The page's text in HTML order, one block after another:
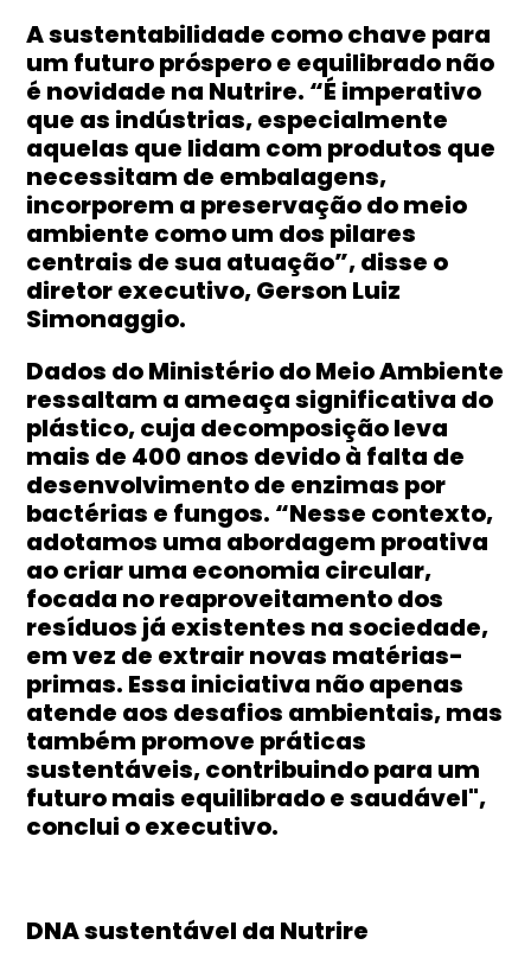
A sustentabilidade como chave para
um futuro próspero e equilibrado não
é novidade na Nutrire. “É imperativo
que as indústrias, especialmente
aquelas que lidam com produtos que
necessitam de embalagens,
incorporem a preservação do meio
ambiente como um dos pilares
centrais de sua atuação”, disse o
diretor executivo, Gerson Luiz
Simonaggio.
Dados do Ministério do Meio Ambiente
ressaltam a ameaça significativa do
plástico, cuja decomposição leva
mais de 400 anos devido à falta de
desenvolvimento de enzimas por
bactérias e fungos. “Nesse contexto,
adotamos uma abordagem proativa
ao criar uma economia circular,
focada no reaproveitamento dos
resíduos já existentes na sociedade,
em vez de extrair novas matérias-
primas. Essa iniciativa não apenas
atende aos desafios ambientais, mas
também promove práticas
sustentáveis, contribuindo para um
futuro mais equilibrado e saudável",
conclui o executivo.
DNA sustentável da Nutrire